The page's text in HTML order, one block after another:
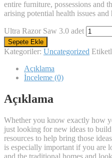
entire furniture, possessions and
arising potential health issues and
Ultra Razor Saw 3.0 adet
Sepete Ekle
Kategoriler: Uncategorized
Açıklama
İnceleme (0)
Açıklama
Whether you know exactly how
just looking for new ideas to
resources to help bring those
is especially important if you are
and the traditional homes and